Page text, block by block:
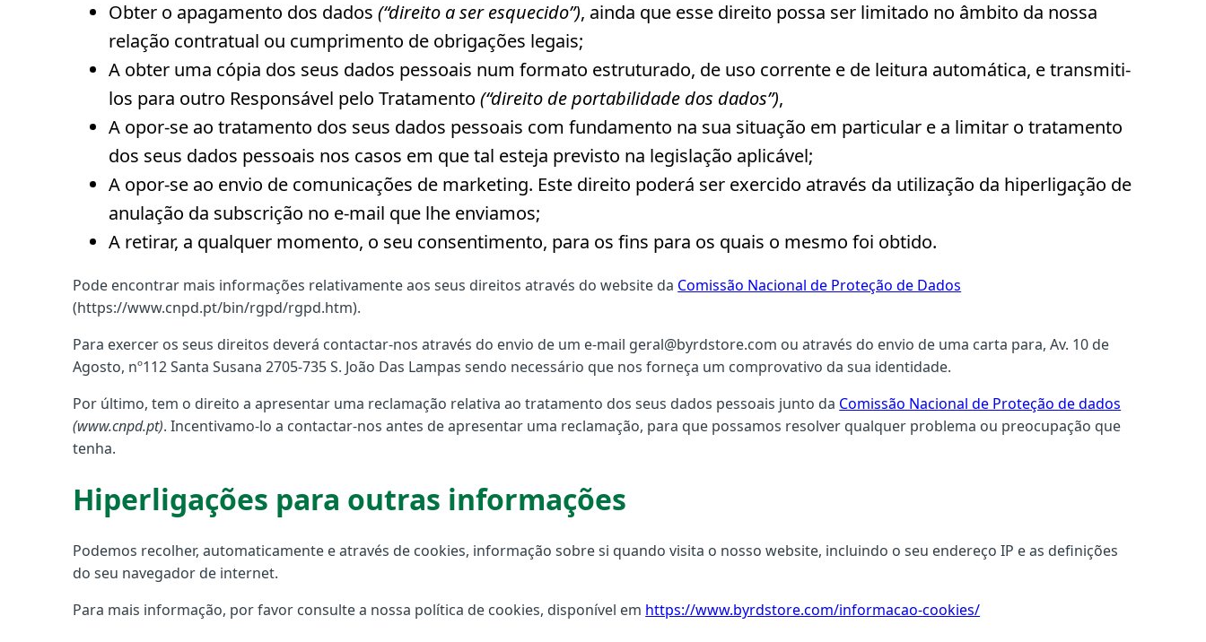
Obter o apagamento dos dados(“direito a ser esquecido”), ainda que esse direito possa ser limitado no âmbito da nossa
relação contratual ou cumprimento de obrigações legais;
A obter uma cópia dos seus dados pessoais num formato estruturado, de uso corrente e de leitura automática, e transmiti-
los para outro Responsável pelo Tratamento(“direito de portabilidade dos dados”),
A opor-se ao tratamento dos seus dados pessoais com fundamento na sua situação em particular e a limitar o tratamento
dos seus dados pessoais nos casos em que tal esteja previsto na legislação aplicável;
A opor-se ao envio de comunicações de marketing. Este direito poderá ser exercido através da utilização da hiperligação de
anulação da subscrição no e-mail que lhe enviamos;
A retirar, a qualquer momento, o seu consentimento, para os fins para os quais o mesmo foi obtido.
Pode encontrar mais informações relativamente aos seus direitos através do website da Comissão Nacional de Proteção de Dados
(https://www.cnpd.pt/bin/rgpd/rgpd.htm).
Para exercer os seus direitos deverá contactar-nos através do envio de um e-mail geral@byrdstore.com ou através do envio de uma carta para, Av. 10 de
Agosto, nº112 Santa Susana 2705-735 S. João Das Lampas sendo necessário que nos forneça um comprovativo da sua identidade.
Por último, tem o direito a apresentar uma reclamação relativa ao tratamento dos seus dados pessoais junto da Comissão Nacional de Proteção de dados
(www.cnpd.pt). Incentivamo-lo a contactar-nos antes de apresentar uma reclamação, para que possamos resolver qualquer problema ou preocupação que
tenha.
Hiperligações para outras informações
Podemos recolher, automaticamente e através de cookies, informação sobre si quando visita o nosso website, incluindo o seu endereço IP e as definições
do seu navegador de internet.
Para mais informação, por favor consulte a nossa política de cookies, disponível em https://www.byrdstore.com/informacao-cookies/